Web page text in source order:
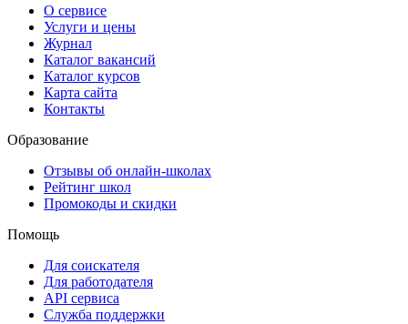
О сервисе
Услуги и цены
Журнал
Каталог вакансий
Каталог курсов
Карта сайта
Контакты
Образование
Отзывы об онлайн-школах
Рейтинг школ
Промокоды и скидки
Помощь
Для соискателя
Для работодателя
API сервиса
Служба поддержки